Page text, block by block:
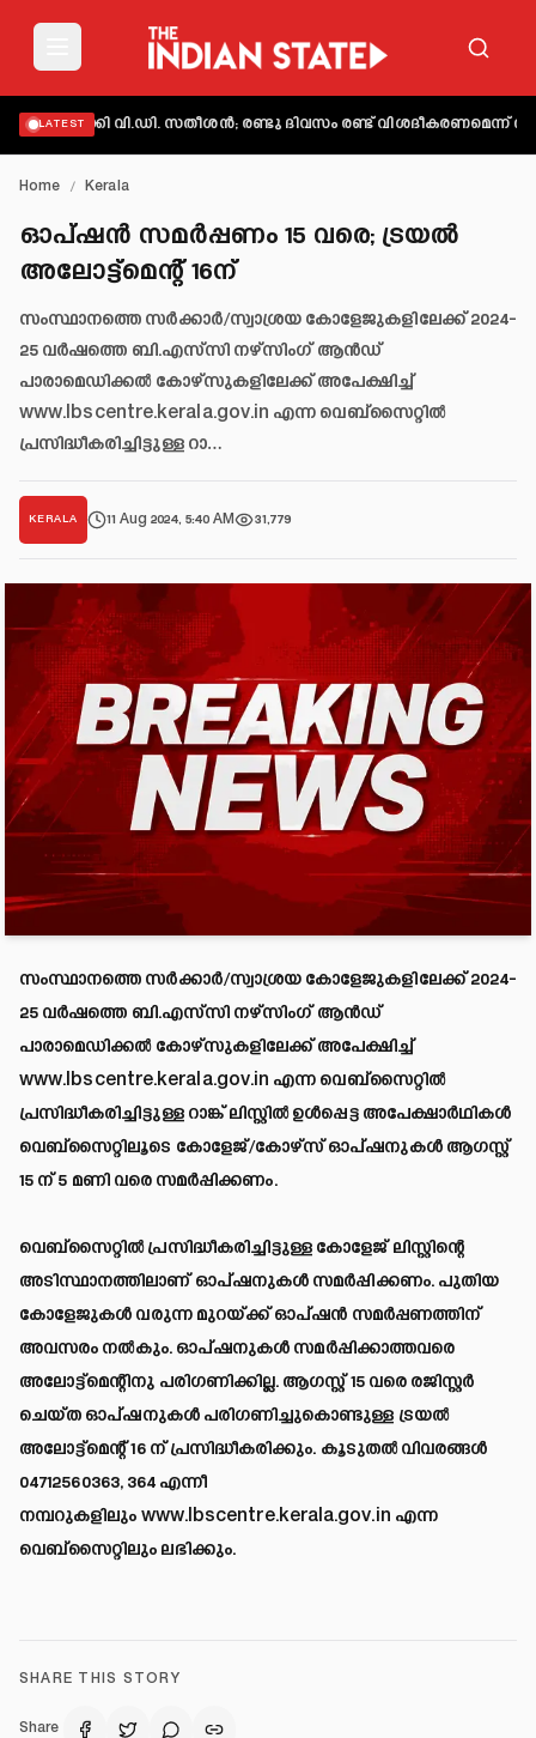
LATEST വി.ഡി. സതീശൻ; രണ്ടു ദിവസം രണ്ട് വിശദീകരണമെന്ന്
Home / Kerala
ഓപ്ഷൻ സമർപ്പണം 15 വരെ; ട്രയൽ
അലോട്ട്‌മെന്റ് 16ന്
സംസ്ഥാനത്തെ സർക്കാർ/സ്വാശ്രയ കോളേജുകളിലേക്ക് 2024-
25 വർഷത്തെ ബി.എസ്‌സി നഴ്‌സിംഗ് ആൻഡ്
പാരാമെഡിക്കൽ കോഴ്‌സുകളിലേക്ക് അപേക്ഷിച്ച്
www.lbscentre.kerala.gov.in എന്ന വെബ്‌സൈറ്റിൽ
പ്രസിദ്ധീകരിച്ചിട്ടുള്ള റാ…
KERALA 11 Aug 2024, 5:40 AM 31,779
സംസ്ഥാനത്തെ സർക്കാർ/സ്വാശ്രയ കോളേജുകളിലേക്ക് 2024-
25 വർഷത്തെ ബി.എസ്‌സി നഴ്‌സിംഗ് ആൻഡ്
പാരാമെഡിക്കൽ കോഴ്‌സുകളിലേക്ക് അപേക്ഷിച്ച്
www.lbscentre.kerala.gov.in എന്ന വെബ്‌സൈറ്റിൽ
പ്രസിദ്ധീകരിച്ചിട്ടുള്ള റാങ്ക് ലിസ്റ്റിൽ ഉൾപ്പെട്ട അപേക്ഷാർഥികൾ
വെബ്‌സൈറ്റിലൂടെ കോളേജ്/കോഴ്‌സ് ഓപ്ഷനുകൾ ആഗസ്റ്റ്
15 ന് 5 മണി വരെ സമർപ്പിക്കണം.
വെബ്‌സൈറ്റിൽ പ്രസിദ്ധീകരിച്ചിട്ടുള്ള കോളേജ് ലിസ്റ്റിന്റെ
അടിസ്ഥാനത്തിലാണ് ഓപ്ഷനുകൾ സമർപ്പിക്കണം. പുതിയ
കോളേജുകൾ വരുന്ന മുറയ്ക്ക് ഓപ്ഷൻ സമർപ്പണത്തിന്
അവസരം നൽകും. ഓപ്ഷനുകൾ സമർപ്പിക്കാത്തവരെ
അലോട്ട്‌മെന്റിനു പരിഗണിക്കില്ല. ആഗസ്റ്റ് 15 വരെ രജിസ്റ്റർ
ചെയ്ത ഓപ്ഷനുകൾ പരിഗണിച്ചുകൊണ്ടുള്ള ട്രയൽ
അലോട്ട്‌മെന്റ് 16 ന് പ്രസിദ്ധീകരിക്കും. കൂടുതൽ വിവരങ്ങൾ
04712560363, 364 എന്നീ
നമ്പറുകളിലും www.lbscentre.kerala.gov.in എന്ന
വെബ്‌സൈറ്റിലും ലഭിക്കും.
SHARE THIS STORY
Share